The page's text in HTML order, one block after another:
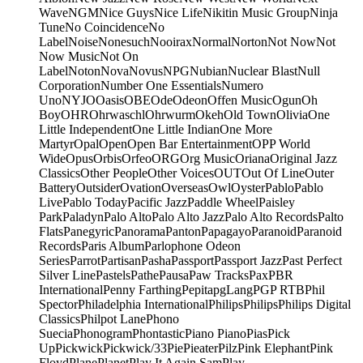
WaveNGMNice GuysNice LifeNikitin Music GroupNinja
TuneNo CoincidenceNo
LabelNoiseNonesuchNooiraxNormalNortonNot NowNot
Now MusicNot On
LabelNotonNovaNovusNPGNubianNuclear BlastNull
CorporationNumber One EssentialsNumero
UnoNYJOOasisOBEOdeOdeonOffen MusicOgunOh
BoyOHROhrwaschlOhrwurmOkehOld TownOliviaOne
Little IndependentOne Little IndianOne More
MartyrOpalOpenOpen Bar EntertainmentOPP World
WideOpusOrbisOrfeoORGOrg MusicOrianaOriginal Jazz
ClassicsOther PeopleOther VoicesOUTOut Of LineOuter
BatteryOutsiderOvationOverseasOwlOysterPabloPablo
LivePablo TodayPacific JazzPaddle WheelPaisley
ParkPaladynPalo AltoPalo Alto JazzPalo Alto RecordsPalto
FlatsPanegyricPanoramaPantonPapagayoParanoidParanoid
RecordsParis AlbumParlophone Odeon
SeriesParrotPartisanPashaPassportPassport JazzPast Perfect
Silver LinePastelsPathePausaPaw TracksPaxPBR
InternationalPenny FarthingPepitapgLangPGP RTBPhil
SpectorPhiladelphia InternationalPhilipsPhilipsPhilips Digital
ClassicsPhilpot LanePhono
SueciaPhonogramPhontasticPiano PianoPiasPick
UpPickwickPickwick/33PiePieaterPilzPink ElephantPink